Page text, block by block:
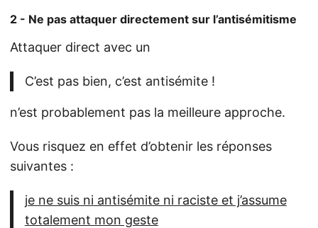
2 - Ne pas attaquer directement sur l’antisémitisme
Attaquer direct avec un
C’est pas bien, c’est antisémite !
n’est probablement pas la meilleure approche.
Vous risquez en effet d’obtenir les réponses
suivantes :
je ne suis ni antisémite ni raciste et j’assume
totalement mon geste